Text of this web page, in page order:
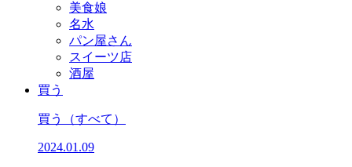
美食娘
名水
パン屋さん
スイーツ店
酒屋
買う
買う （すべて）
2024.01.09